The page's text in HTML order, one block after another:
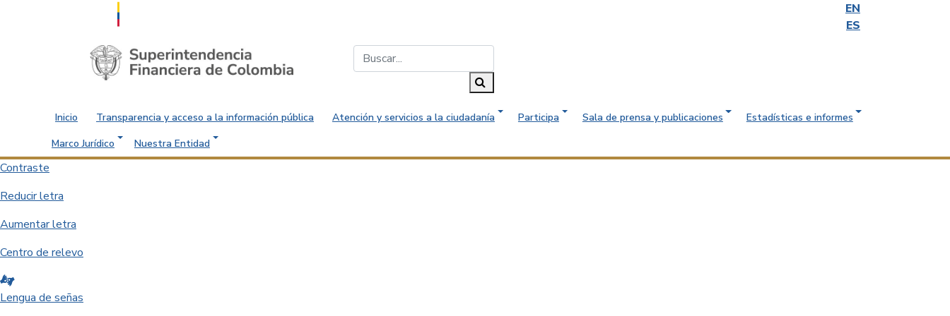
EN
ES
Saltar al contenido principal
Inicio Transparencia y acceso a la información pública Atención y servicios a la ciudadanía Participa Sala de prensa y publicaciones
Estadísticas e informes
Marco Jurídico
Nuestra Entidad
Contraste
Reducir letra
Aumentar letra
Centro de relevo
Lengua de señas